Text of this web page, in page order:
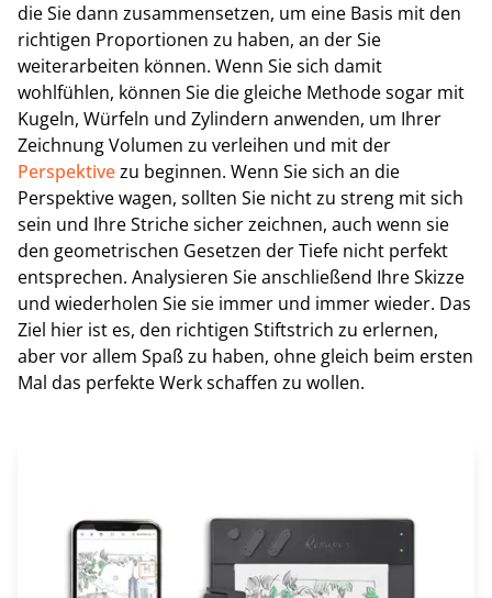
die Sie dann zusammensetzen, um eine Basis mit den
richtigen Proportionen zu haben, an der Sie
weiterarbeiten können. Wenn Sie sich damit
wohlfühlen, können Sie die gleiche Methode sogar mit
Kugeln, Würfeln und Zylindern anwenden, um Ihrer
Zeichnung Volumen zu verleihen und mit der
Perspektivezu beginnen. Wenn Sie sich an die
Perspektive wagen, sollten Sie nicht zu streng mit sich
sein und Ihre Striche sicher zeichnen, auch wenn sie
den geometrischen Gesetzen der Tiefe nicht perfekt
entsprechen. Analysieren Sie anschließend Ihre Skizze
und wiederholen Sie sie immer und immer wieder. Das
Ziel hier ist es, den richtigen Stiftstrich zu erlernen,
aber vor allem Spaß zu haben, ohne gleich beim ersten
Mal das perfekte Werk schaffen zu wollen.